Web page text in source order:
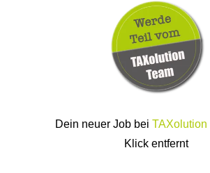
Dein neuer Job bei TAXolution
Klick entfernt